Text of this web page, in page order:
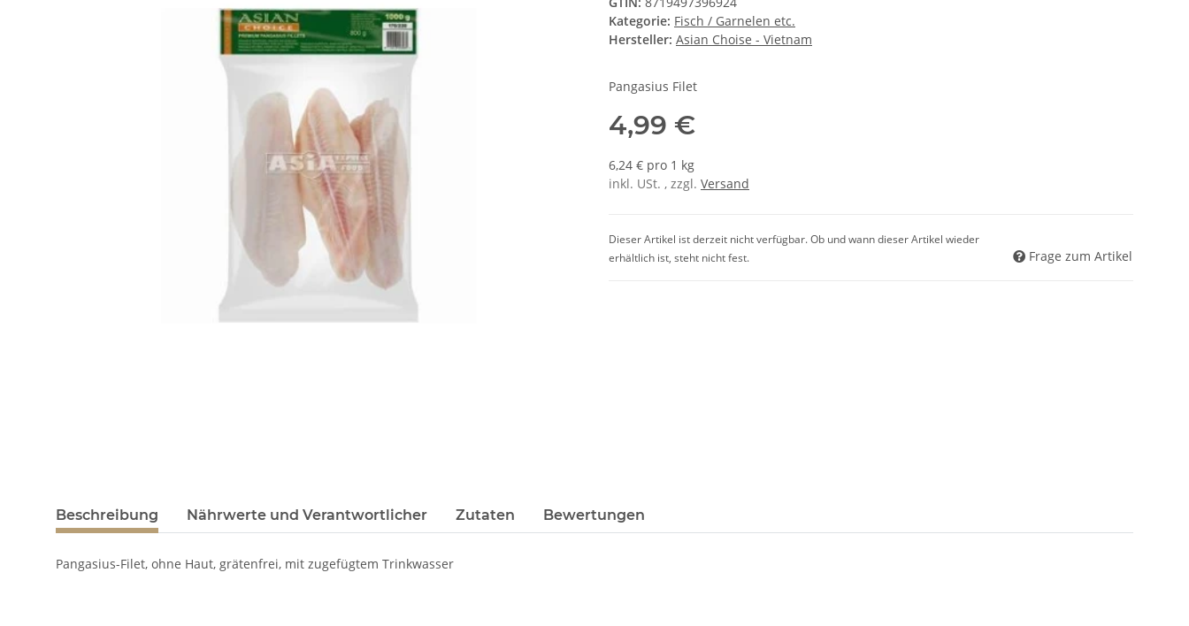
Kategorie: Fisch / Garnelen etc.
Hersteller: Asian Choise - Vietnam
Pangasius Filet
4,99 €
6,24 € pro 1 kg
inkl. USt. , zzgl. Versand
Dieser Artikel ist derzeit nicht verfügbar. Ob und wann dieser Artikel wieder
erhältlich ist, steht nicht fest.
Frage zum Artikel
Beschreibung Nährwerte und Verantwortlicher Zutaten Bewertungen
Pangasius-Filet, ohne Haut, grätenfrei, mit zugefügtem Trinkwasser